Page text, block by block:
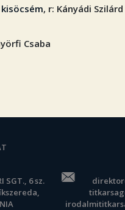
kisöcsém, r: Kányádi Szilárd
Csaba
SGT., 6 sz.